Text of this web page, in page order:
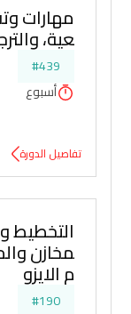
مهارات
عية،
#439
أسبوع
تفاصيل الدورة
التخطيط
مخازن
م الايزو
#190